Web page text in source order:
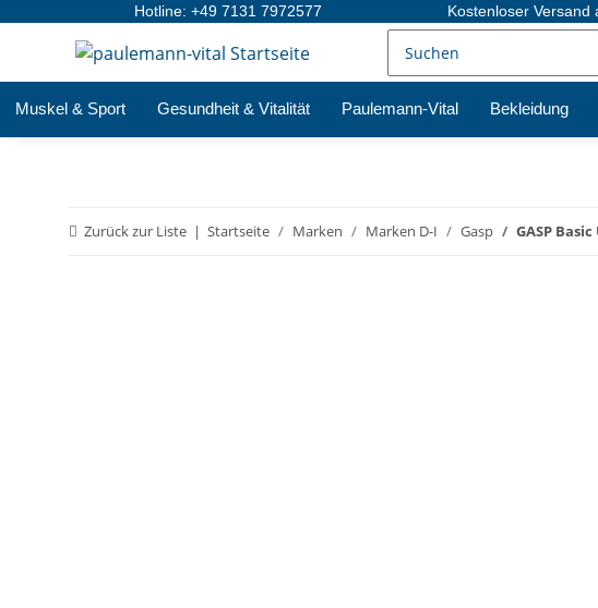
Hotline: +49 7131 7972577 Kostenloser Versand
Muskel & Sport Gesundheit & Vitalität Paulemann-Vital Bekleidung
Zurück zur Liste Startseite Marken Marken D-I Gasp GASP